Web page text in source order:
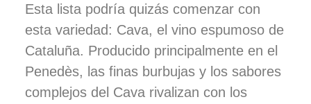
Esta lista podría quizás comenzar con
esta variedad: Cava, el vino espumoso de
Cataluña. Producido principalmente en el
Penedès, las finas burbujas y los sabores
complejos del Cava rivalizan con los